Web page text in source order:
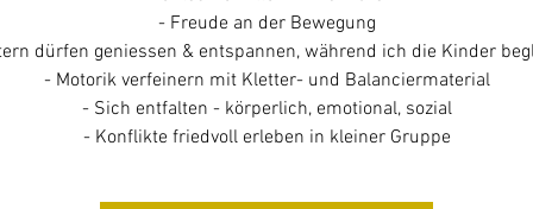
- Freude an der Bewegung
dürfen geniessen & entspannen, während ich die Kinder
- Motorik verfeinern mit Kletter- und Balanciermaterial
- Sich entfalten - körperlich, emotional, sozial
- Konflikte friedvoll erleben in kleiner Gruppe